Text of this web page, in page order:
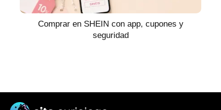
Comprar en SHEIN con app, cupones y
seguridad